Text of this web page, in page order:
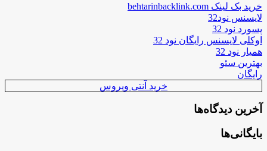
خرید بک لینک behtarinbacklink.com
لایسنس نود32
پسورد نود 32
اوکلی لایسنس رایگان نود 32
همیار نود 32
بهترین سئو
رایگان
خرید آنتی ویروس
آخرین دیدگاه‌ها
بایگانی‌ها